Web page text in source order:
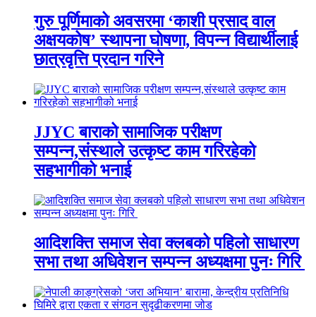
गुरु पूर्णिमाको अवसरमा ‘काशी प्रसाद वाल
अक्षयकोष’ स्थापना घोषणा, विपन्न विद्यार्थीलाई
छात्रवृत्ति प्रदान गरिने
JJYC बाराको सामाजिक परीक्षण
सम्पन्न,संस्थाले उत्कृष्ट काम गरिरहेको
सहभागीको भनाई
आदिशक्ति समाज सेवा क्लबको पहिलो साधारण
सभा तथा अधिवेशन सम्पन्न अध्यक्षमा पुनः गिरि